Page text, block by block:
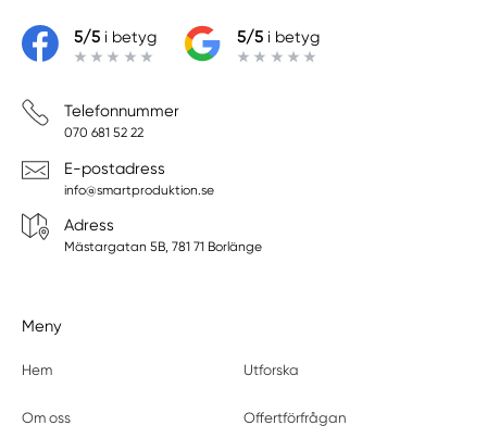
5/5i betyg 5/5i betyg
Telefonnummer
070 681 52 22
E-postadress
info@smartproduktion.se
Adress
Mästargatan 5B, 781 71 Borlänge
Meny
Hem Utforska
Om oss Offertförfrågan